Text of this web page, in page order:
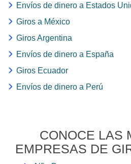
Envíos de dinero a Estados
Giros a México
Giros Argentina
Envíos de dinero a España
Giros Ecuador
Envíos de dinero a Perú
CONOCE LAS
EMPRESAS DE